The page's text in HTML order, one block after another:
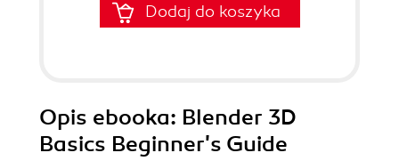
Dodaj do koszyka
Opis ebooka: Blender 3D
Basics Beginner's Guide